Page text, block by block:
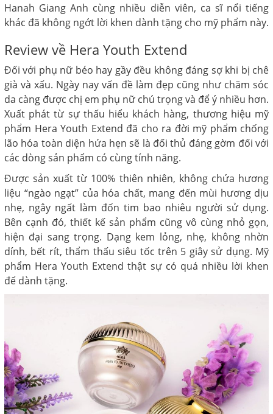
Hanah Giang Anh cùng nhiều diễn viên, ca sĩ nổi tiếng
khác đã không ngớt lời khen dành tặng cho mỹ phẩm này.
Review về Hera Youth Extend
Đối với phụ nữ béo hay gầy đều không đáng sợ khi bị chê
già và xấu. Ngày nay vấn đề làm đẹp cũng như chăm sóc
da càng được chị em phụ nữ chú trọng và để ý nhiều hơn.
Xuất phát từ sự thấu hiểu khách hàng, thương hiệu mỹ
phẩm Hera Youth Extend đã cho ra đời mỹ phẩm chống
lão hóa toàn diện hứa hẹn sẽ là đối thủ đáng gờm đối với
các dòng sản phẩm có cùng tính năng.
Được sản xuất từ 100% thiên nhiên, không chứa hương
liệu “ngào ngạt” của hóa chất, mang đến mùi hương dịu
nhẹ, ngây ngất làm đốn tim bao nhiêu người sử dụng.
Bên cạnh đó, thiết kế sản phẩm cũng vô cùng nhỏ gọn,
hiện đại sang trọng. Dạng kem lỏng, nhẹ, không nhờn
dính, bết rít, thẩm thấu siêu tốc trên 5 giây sử dụng. Mỹ
phẩm Hera Youth Extend thật sự có quá nhiều lời khen
để dành tặng.